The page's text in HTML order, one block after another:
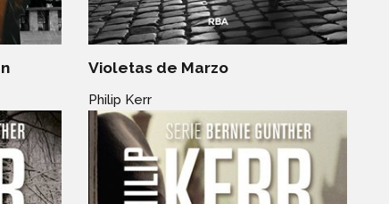
Violetas de Marzo
Philip Kerr